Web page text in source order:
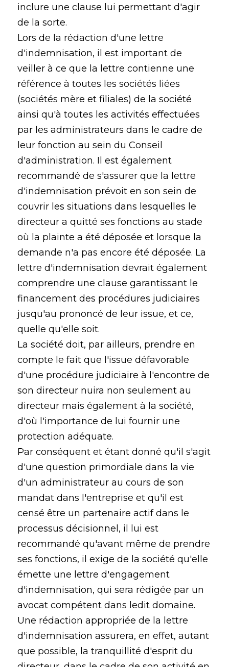
inclure une clause lui permettant d'agir
de la sorte.
Lors de la rédaction d'une lettre
d'indemnisation, il est important de
veiller à ce que la lettre contienne une
référence à toutes les sociétés liées
(sociétés mère et filiales) de la société
ainsi qu'à toutes les activités effectuées
par les administrateurs dans le cadre de
leur fonction au sein du Conseil
d'administration. Il est également
recommandé de s'assurer que la lettre
d'indemnisation prévoit en son sein de
couvrir les situations dans lesquelles le
directeur a quitté ses fonctions au stade
où la plainte a été déposée et lorsque la
demande n'a pas encore été déposée. La
lettre d'indemnisation devrait également
comprendre une clause garantissant le
financement des procédures judiciaires
jusqu'au prononcé de leur issue, et ce,
quelle qu'elle soit.
La société doit, par ailleurs, prendre en
compte le fait que l'issue défavorable
d'une procédure judiciaire à l'encontre de
son directeur nuira non seulement au
directeur mais également à la société,
d'où l'importance de lui fournir une
protection adéquate.
Par conséquent et étant donné qu'il s'agit
d'une question primordiale dans la vie
d'un administrateur au cours de son
mandat dans l'entreprise et qu'il est
censé être un partenaire actif dans le
processus décisionnel, il lui est
recommandé qu'avant même de prendre
ses fonctions, il exige de la société qu'elle
émette une lettre d'engagement
d'indemnisation, qui sera rédigée par un
avocat compétent dans ledit domaine.
Une rédaction appropriée de la lettre
d'indemnisation assurera, en effet, autant
que possible, la tranquillité d'esprit du